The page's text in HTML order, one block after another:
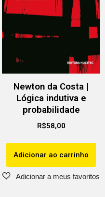
Newton da Costa |
Lógica indutiva e
probabilidade
R$58,00
Adicionar ao carrinho